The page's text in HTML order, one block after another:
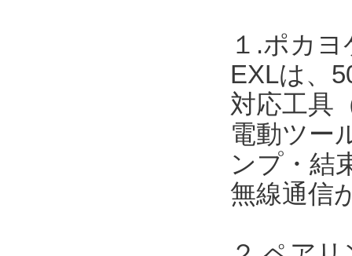
１.ポカ
EXLは、
対応工具
電動ツー
ンプ・結
無線通信